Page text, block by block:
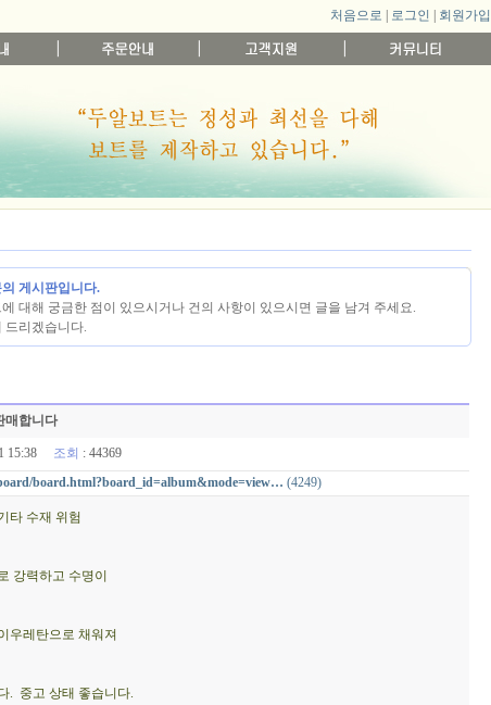
처음으로 로그인 회원가입
게시판입니다.
대해 궁금한 점이 있으시거나 건의 사항이 있으시면 글을 남겨 주세요.
드리겠습니다.
매합니다
15:38 조회 : 44369
board.html?board_id=album&mode=view… (4249)
타 수재 위험
강력하고 수명이
우레탄으로 채워져
. 중고 상태 좋습니다.